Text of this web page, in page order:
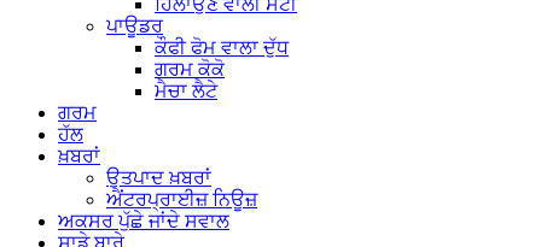
ਹਿਲਾਉਣ ਵਾਲੀ ਸੋਟੀ
ਪਾਊਡਰ
ਕੌਫੀ ਫੋਮ ਵਾਲਾ ਦੁੱਧ
ਗਰਮ ਕੋਕੋ
ਮੈਚਾ ਲੈਟੇ
ਗਰਮ
ਹੱਲ
ਖ਼ਬਰਾਂ
ਉਤਪਾਦ ਖ਼ਬਰਾਂ
ਐਂਟਰਪ੍ਰਾਈਜ਼ ਨਿਊਜ਼
ਅਕਸਰ ਪੁੱਛੇ ਜਾਂਦੇ ਸਵਾਲ
ਸਾਡੇ ਬਾਰੇ